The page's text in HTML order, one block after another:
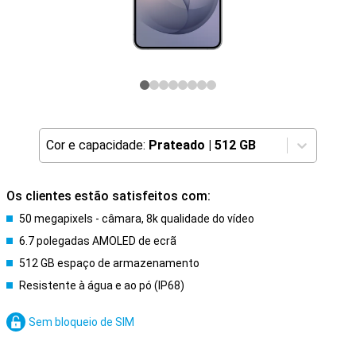
Cor e capacidade: Prateado | 512 GB
Os clientes estão satisfeitos com:
50 megapixels - câmara, 8k qualidade do vídeo
6.7 polegadas AMOLED de ecrã
512 GB espaço de armazenamento
Resistente à água e ao pó (IP68)
Sem bloqueio de SIM